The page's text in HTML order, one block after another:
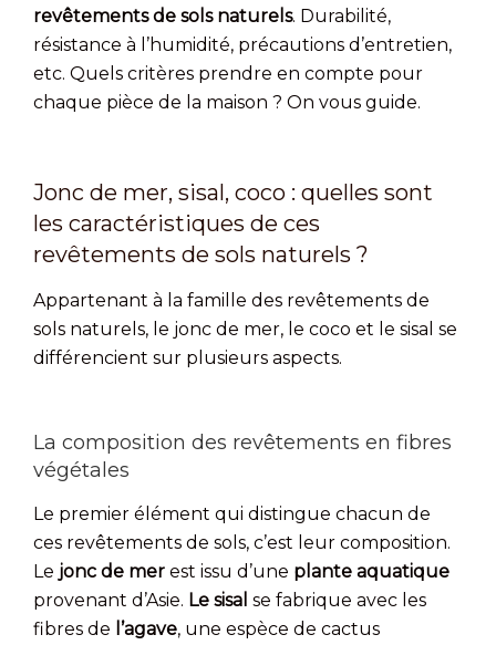
revêtements de sols naturels. Durabilité,
résistance à l’humidité, précautions d’entretien,
etc. Quels critères prendre en compte pour
chaque pièce de la maison ? On vous guide.
Jonc de mer, sisal, coco : quelles sont
les caractéristiques de ces
revêtements de sols naturels ?
Appartenant à la famille des revêtements de
sols naturels, le jonc de mer, le coco et le sisal se
différencient sur plusieurs aspects.
La composition des revêtements en fibres
végétales
Le premier élément qui distingue chacun de
ces revêtements de sols, c’est leur composition.
Le jonc de mer est issu d’une plante aquatique
provenant d’Asie. Le sisal se fabrique avec les
fibres de l’agave, une espèce de cactus